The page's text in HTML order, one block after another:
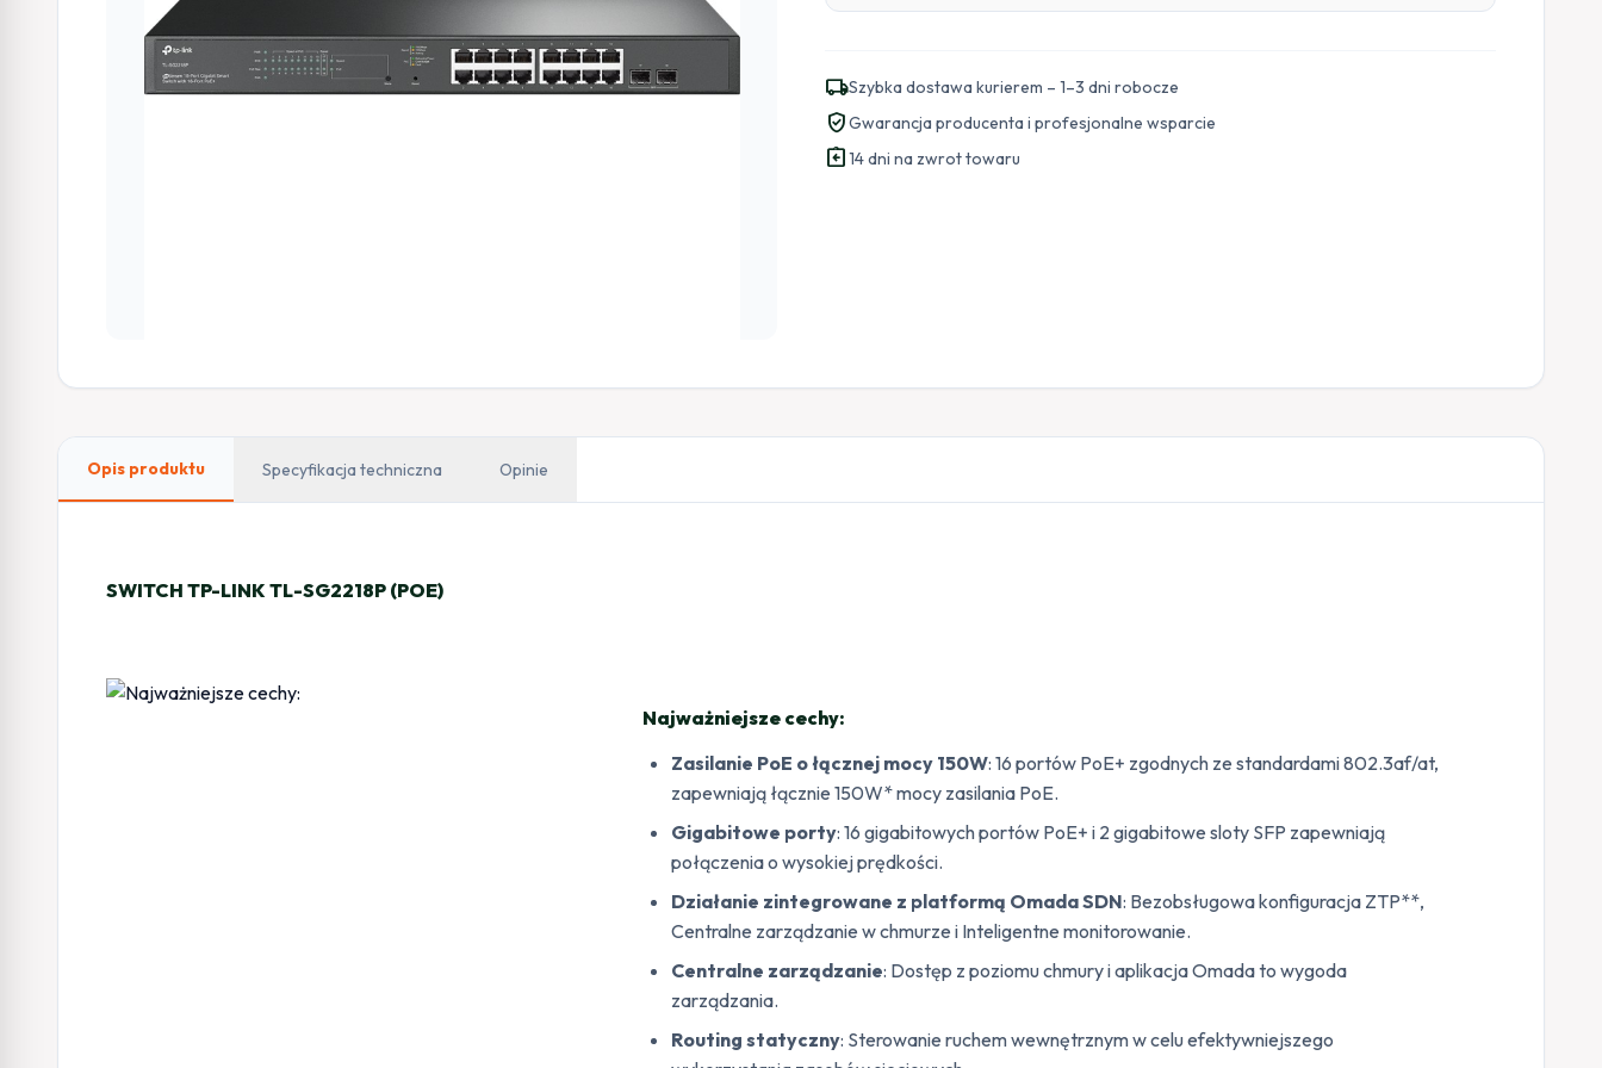
local_shippingSzybka dostawa kurierem – 1–3 dni robocze
verified_userGwarancja producenta i profesjonalne wsparcie
assignment_return14 dni na zwrot towaru
Opis produktu Specyfikacja techniczna Opinie
SWITCH TP-LINK TL-SG2218P (POE)
Najważniejsze cechy:
Zasilanie PoE o łącznej mocy 150W: 16 portów PoE+ zgodnych ze standardami 802.3af/at,
zapewniają łącznie 150W* mocy zasilania PoE.
Gigabitowe porty: 16 gigabitowych portów PoE+ i 2 gigabitowe sloty SFP zapewniają
połączenia o wysokiej prędkości.
Działanie zintegrowane z platformą Omada SDN: Bezobsługowa konfiguracja ZTP**,
Centralne zarządzanie w chmurze i Inteligentne monitorowanie.
Centralne zarządzanie: Dostęp z poziomu chmury i aplikacja Omada to wygoda
zarządzania.
Routing statyczny: Sterowanie ruchem wewnętrznym w celu efektywniejszego